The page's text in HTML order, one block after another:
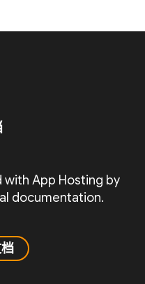
App Hosting by
documentation.